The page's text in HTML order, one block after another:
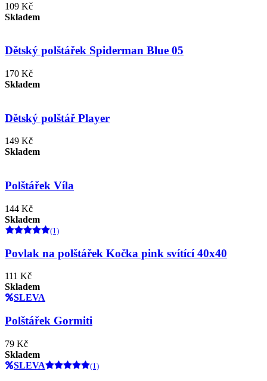
109 Kč
Skladem
Dětský polštářek Spiderman Blue 05
170 Kč
Skladem
Dětský polštář Player
149 Kč
Skladem
Polštářek Víla
144 Kč
Skladem
(1)
Povlak na polštářek Kočka pink svítící 40x40
111 Kč
Skladem
SLEVA
Polštářek Gormiti
79 Kč
Skladem
SLEVA
(1)